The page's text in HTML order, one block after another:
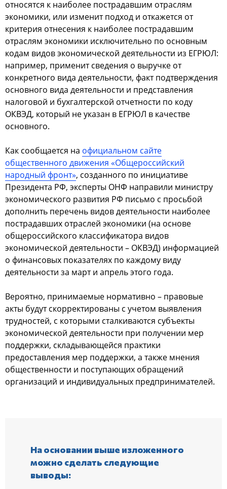
относятся к наиболее пострадавшим отраслям
экономики, или изменит подход и откажется от
критерия отнесения к наиболее пострадавшим
отраслям экономики исключительно по основным
кодам видов экономической деятельности из ЕГРЮЛ:
например, применит сведения о выручке от
конкретного вида деятельности, факт подтверждения
основного вида деятельности и представления
налоговой и бухгалтерской отчетности по коду
ОКВЭД, который не указан в ЕГРЮЛ в качестве
основного.
Как сообщается на официальном сайте
общественного движения «Общероссийский
народный фронт», созданного по инициативе
Президента РФ, эксперты ОНФ направили министру
экономического развития РФ письмо с просьбой
дополнить перечень видов деятельности наиболее
пострадавших отраслей экономики (на основе
общероссийского классификатора видов
экономической деятельности – ОКВЭД) информацией
о финансовых показателях по каждому виду
деятельности за март и апрель этого года.
Вероятно, принимаемые нормативно – правовые
акты будут скорректированы с учетом выявления
трудностей, с которыми сталкиваются субъекты
экономической деятельности при получении мер
поддержки, складывающейся практики
предоставления мер поддержки, а также мнения
общественности и поступающих обращений
организаций и индивидуальных предпринимателей.
На основании выше изложенного
можно сделать следующие
выводы: